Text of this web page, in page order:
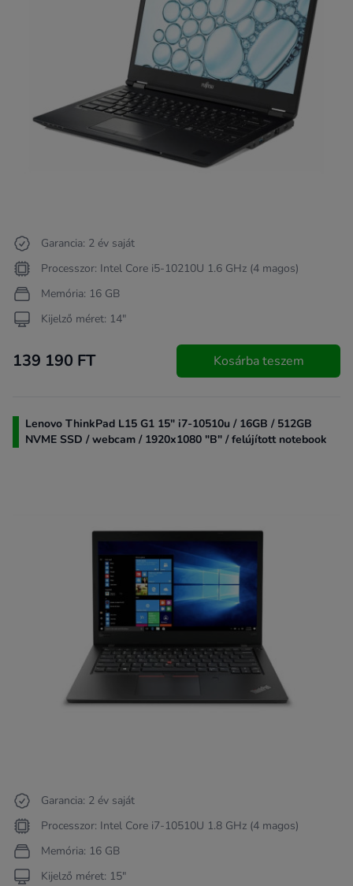
Garancia: 2 év saját
Processzor: Intel Core i5-10210U 1.6 GHz (4 magos)
Memória: 16 GB
Kijelző méret: 14"
139 190 FT Kosárba teszem
Lenovo ThinkPad L15 G1 15" i7-10510u / 16GB / 512GB
NVME SSD / webcam / 1920x1080 "B" / felújított notebook
Garancia: 2 év saját
Processzor: Intel Core i7-10510U 1.8 GHz (4 magos)
Memória: 16 GB
Kijelző méret: 15"